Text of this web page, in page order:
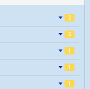
2
2
1
1
1